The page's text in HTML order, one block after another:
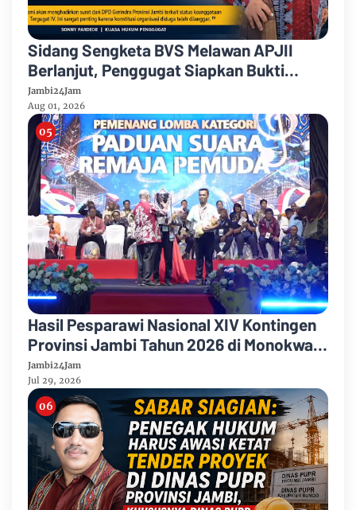
Sidang Sengketa BVS Melawan APJII
Berlanjut, Penggugat Siapkan Bukti
Dugaan Pelanggaran Konstitusi
Organisasi
Jambi24Jam
Aug 01, 2026
Hasil Pesparawi Nasional XIV Kontingen
Provinsi Jambi Tahun 2026 di Monokwari
Papua Barat
Jambi24Jam
Jul 29, 2026